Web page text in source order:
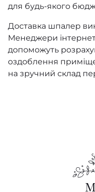
Sentiment
The
Archive
Albemarle
для будь-якого
Доставка шпалер
Менеджери
допоможуть
оздоблення
на зручний склад